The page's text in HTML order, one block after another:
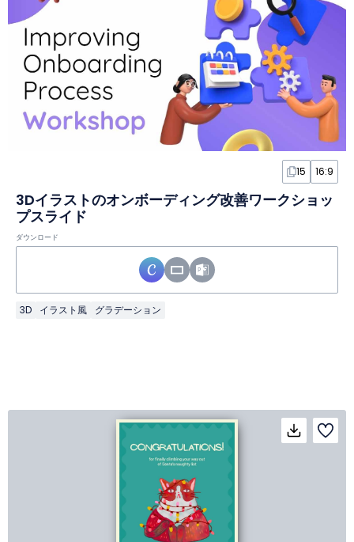
15 16:9
3Dイラストのオンボーディング改善ワークショッ
プスライド
ダウンロード
3D イラスト風 グラデーション